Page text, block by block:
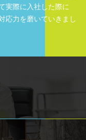
実際に入社した際に
応力を磨いていきまし